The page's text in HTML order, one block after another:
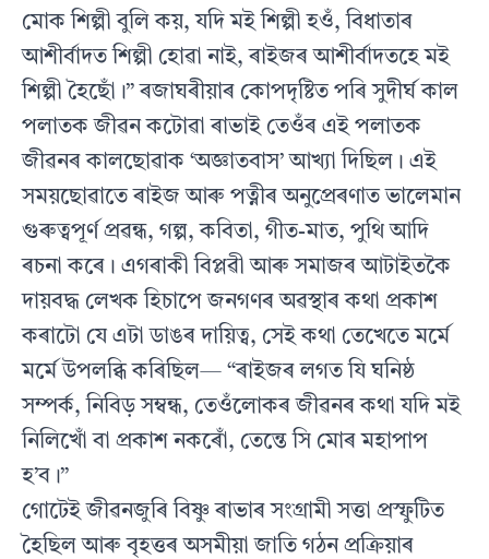
মােক শিল্পী বুলি কয়, যদি মই শিল্পী হওঁ, বিধাতাৰ
আশীৰ্বাদত শিল্পী হােৱা নাই, ৰাইজৰ আশীৰ্বাদতহে মই
শিল্পী হৈছোঁ।” ৰজাঘৰীয়াৰ কোপদৃষ্টিত পৰি সুদীর্ঘ কাল
পলাতক জীৱন কটোৱা ৰাভাই তেওঁৰ এই পলাতক
জীৱনৰ কালছােৱাক ‘অজ্ঞাতবাস’ আখ্যা দিছিল। এই
সময়ছােৱাতে ৰাইজ আৰু পত্নীৰ অনুপ্ৰেৰণাত ভালেমান
গুৰুত্বপূৰ্ণ প্ৰৱন্ধ, গল্প, কবিতা, গীত-মাত, পুথি আদি
ৰচনা কৰে। এগৰাকী বিপ্লৱী আৰু সমাজৰ আটাইতকৈ
দায়বদ্ধ লেখক হিচাপে জনগণৰ অৱস্থাৰ কথা প্রকাশ
কৰাটো যে এটা ডাঙৰ দায়িত্ব, সেই কথা তেখেতে মর্মে
মর্মে উপলব্ধি কৰিছিল— “ৰাইজৰ লগত যি ঘনিষ্ঠ
সম্পর্ক, নিবিড় সম্বন্ধ, তেওঁলােকৰ জীৱনৰ কথা যদি মই
নিলিখোঁ বা প্রকাশ নকৰোঁ, তেন্তে সি মোৰ মহাপাপ
হ’ব।”
গোটেই জীৱনজুৰি বিষ্ণু ৰাভাৰ সংগ্রামী সত্তা প্রস্ফুটিত
হৈছিল আৰু বৃহত্তৰ অসমীয়া জাতি গঠন প্রক্রিয়াৰ